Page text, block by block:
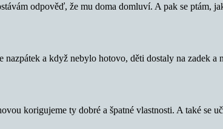
odpověď, že mu doma domluví. A pak se ptám,
a když nebylo hotovo, děti dostaly na zadek a
korigujeme ty dobré a špatné vlastnosti. A také se